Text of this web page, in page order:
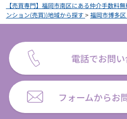
【売買専門】福岡市南区にある仲介手数料
ンション(売買))地域から探す>福岡市博多区
電話でお問
フォームからお